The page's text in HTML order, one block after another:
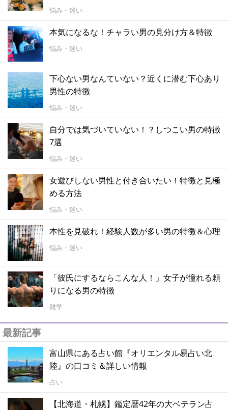
悩み・迷い
本気になるな！チャラい男の見分け方＆特徴
悩み・迷い
下心ない男なんていない？近くに潜む下心あり
男性の特徴
悩み・迷い
自分では気づいていない！？しつこい男の特徴
7選
悩み・迷い
女遊びしない男性と付き合いたい！特徴と見極
める方法
悩み・迷い
本性を見破れ！経験人数が多い男の特徴＆心理
悩み・迷い
「彼氏にするならこんな人！」女子が憧れる頼
りになる男の特徴
雑学
最新記事
富山県にある占い館『オリエンタル易占い北
陸』の口コミ＆詳しい情報
占い
【北海道・札幌】鑑定暦42年の大ベテラン占